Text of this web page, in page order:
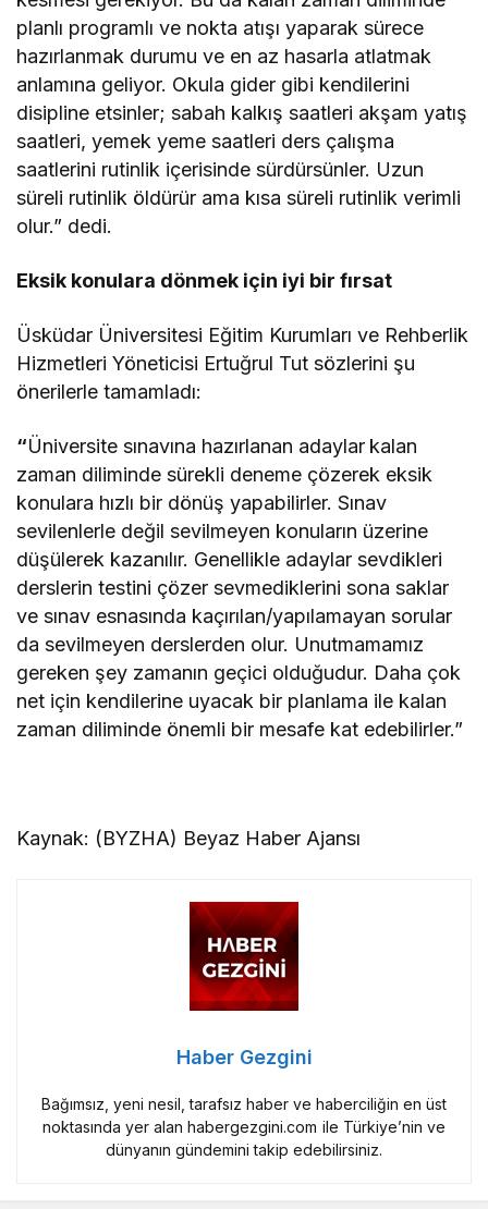
planlı programlı ve nokta atışı yaparak sürece
hazırlanmak durumu ve en az hasarla atlatmak
anlamına geliyor. Okula gider gibi kendilerini
disipline etsinler; sabah kalkış saatleri akşam yatış
saatleri, yemek yeme saatleri ders çalışma
saatlerini rutinlik içerisinde sürdürsünler. Uzun
süreli rutinlik öldürür ama kısa süreli rutinlik verimli
olur.” dedi.
Eksik konulara dönmek için iyi bir fırsat
Üsküdar Üniversitesi Eğitim Kurumları ve Rehberlik
Hizmetleri Yöneticisi Ertuğrul Tut sözlerini şu
önerilerle tamamladı:
“Üniversite sınavına hazırlanan adaylar kalan
zaman diliminde sürekli deneme çözerek eksik
konulara hızlı bir dönüş yapabilirler. Sınav
sevilenlerle değil sevilmeyen konuların üzerine
düşülerek kazanılır. Genellikle adaylar sevdikleri
derslerin testini çözer sevmediklerini sona saklar
ve sınav esnasında kaçırılan/yapılamayan sorular
da sevilmeyen derslerden olur. Unutmamamız
gereken şey zamanın geçici olduğudur. Daha çok
net için kendilerine uyacak bir planlama ile kalan
zaman diliminde önemli bir mesafe kat edebilirler.”
Kaynak: (BYZHA) Beyaz Haber Ajansı
Haber Gezgini
Bağımsız, yeni nesil, tarafsız haber ve haberciliğin en üst
noktasında yer alan habergezgini.com ile Türkiye’nin ve
dünyanın gündemini takip edebilirsiniz.